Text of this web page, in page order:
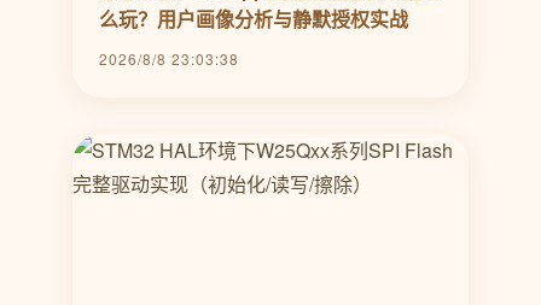
么玩？用户画像分析与静默授权实战
2026/8/8 23:03:38